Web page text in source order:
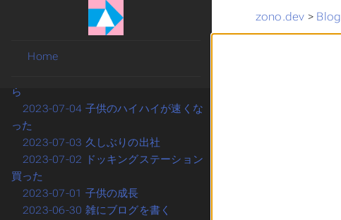
zono.dev > Blog
Home
ト(生後7か月まで)
2023-07-10 脱Googleを考えてみる
2023-07-07 Googleの印象が悪い
ら
2023-07-04 子供のハイハイが速くな
った
2023-07-03 久しぶりの出社
2023-07-02 ドッキングステーション
買った
2023-07-01 子供の成長
2023-06-30 雑にブログを書く